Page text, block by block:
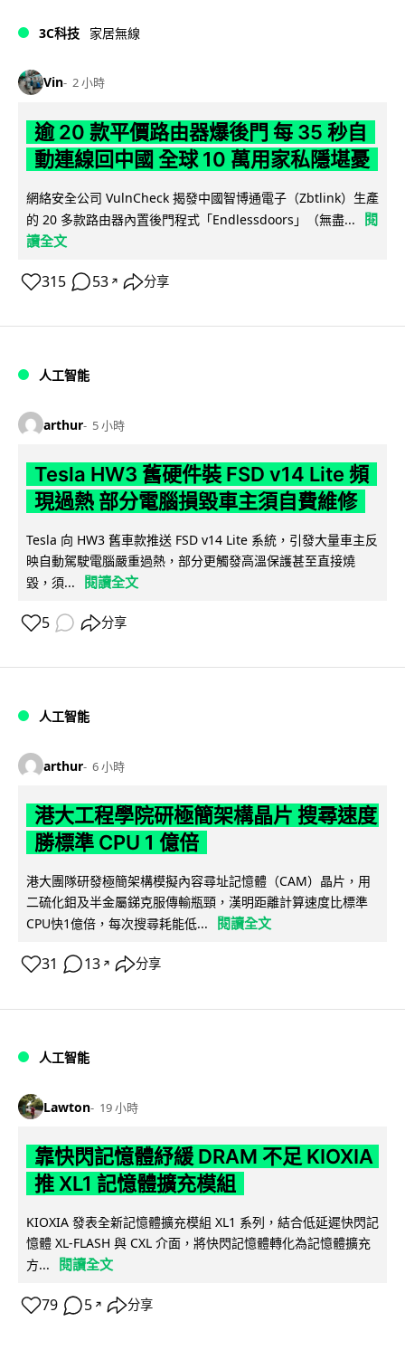
3C科技 家居無線
Vin 2 小時
逾 20 款平價路由器爆後門 每 35 秒自
動連線回中國 全球 10 萬用家私隱堪憂
網絡安全公司 VulnCheck 揭發中國智博通電子（Zbtlink）生產
的 20 多款路由器內置後門程式「Endlessdoors」（無盡...
閱
讀全文
315 53 ↗ 分享
人工智能
arthur 5 小時
Tesla HW3 舊硬件裝 FSD v14 Lite 頻
現過熱 部分電腦損毀車主須自費維修
Tesla 向 HW3 舊車款推送 FSD v14 Lite 系統，引發大量車主反
映自動駕駛電腦嚴重過熱，部分更觸發高溫保護甚至直接燒
毀，須...
閱讀全文
5 分享
人工智能
arthur 6 小時
港大工程學院研極簡架構晶片 搜尋速度
勝標準 CPU 1 億倍
港大團隊研發極簡架構模擬內容尋址記憶體（CAM）晶片，用
二硫化鉬及半金屬銻克服傳輸瓶頸，漢明距離計算速度比標準
CPU快1億倍，每次搜尋耗能低...
閱讀全文
31 13 ↗ 分享
人工智能
Lawton 19 小時
靠快閃記憶體紓緩 DRAM 不足 KIOXIA
推 XL1 記憶體擴充模組
KIOXIA 發表全新記憶體擴充模組 XL1 系列，結合低延遲快閃記
憶體 XL-FLASH 與 CXL 介面，將快閃記憶體轉化為記憶體擴充
方...
閱讀全文
79 5 ↗ 分享